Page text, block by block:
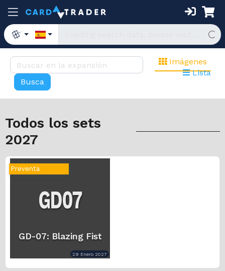
Imágenes
Lista
Todos los sets
2027
GD-07: Blazing Fist
Preventa
29 Enero 2027